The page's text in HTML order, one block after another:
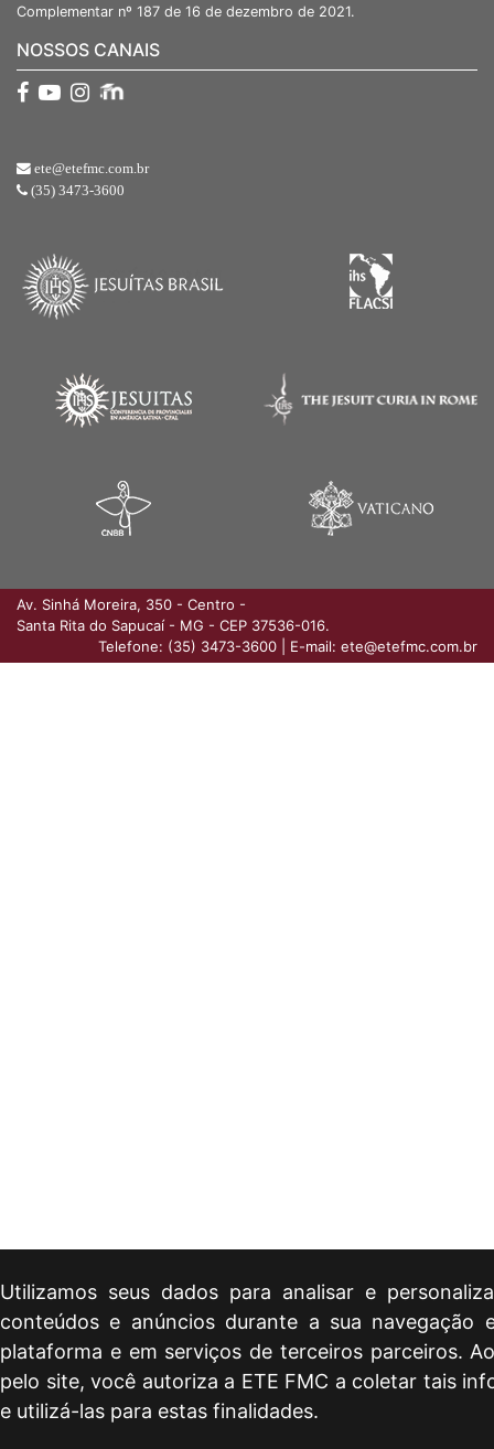
Complementar nº 187 de 16 de dezembro de 2021.
NOSSOS CANAIS
ete@etefmc.com.br
(35) 3473-3600
Utilizamos seus dados para analisar e
conteúdos e anúncios durante a sua navegação
plataforma e em serviços de terceiros parceiros.
pelo site, você autoriza a ETE FMC a coletar tais
e utilizá-las para estas finalidades.
Av. Sinhá Moreira, 350 - Centro -
Santa Rita do Sapucaí - MG - CEP 37536-016.
Telefone: (35) 3473-3600
E-mail: ete@etefmc.com.br